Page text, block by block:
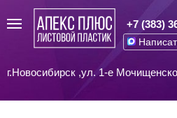
+7 (383)
г.Новосибирск ,ул. 1-е